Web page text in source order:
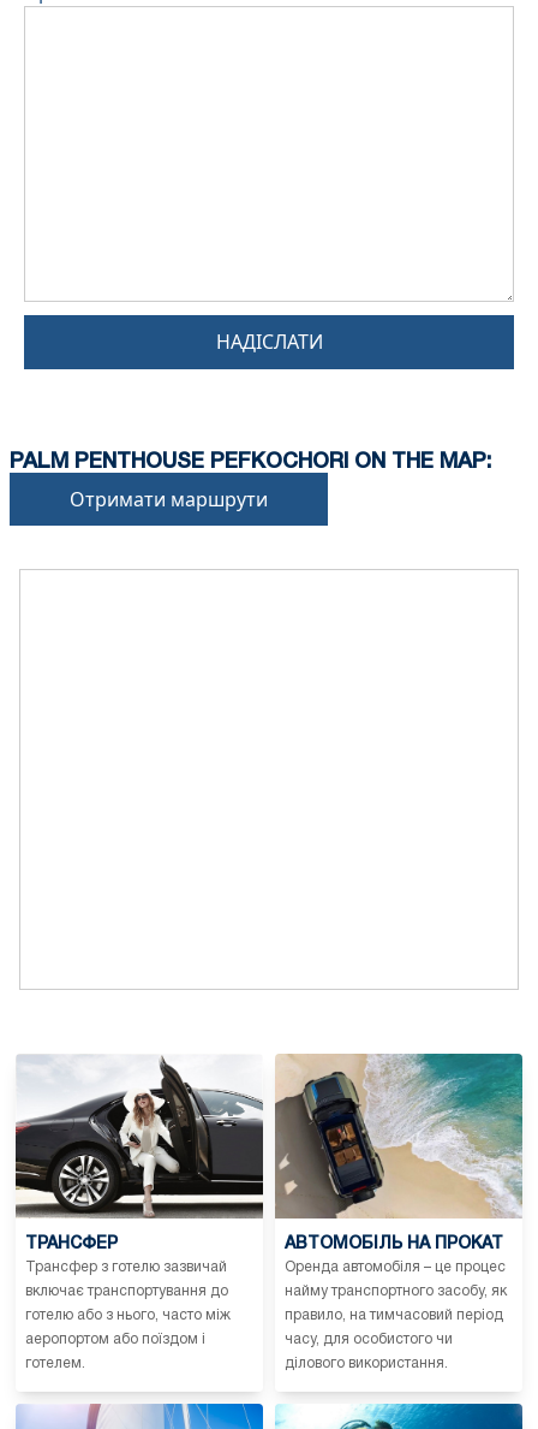
НАДІСЛАТИ
PALM PENTHOUSE PEFKOCHORI ON THE MAP:
Отримати маршрути
ТРАНСФЕР
Трансфер з готелю зазвичай
включає транспортування до
готелю або з нього, часто між
аеропортом або поїздом і
готелем.
АВТОМОБІЛЬ НА ПРОКАТ
Оренда автомобіля – це процес
найму транспортного засобу, як
правило, на тимчасовий період
часу, для особистого чи
ділового використання.